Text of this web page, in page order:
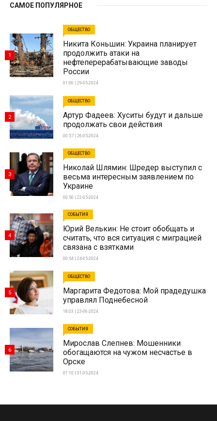
САМОЕ ПОПУЛЯРНОЕ
ОБЩЕСТВО
Никита Коньшин: Украина планирует
продолжить атаки на
нефтеперерабатывающие заводы
России
01:06 | 29-05-2024
1
ОБЩЕСТВО
Артур Фадеев: Хуситы будут и дальше
продолжать свои действия
00:57 | 26-05-2024
2
ОБЩЕСТВО
Николай Шлямин: Шредер выступил с
весьма интересным заявлением по
Украине
00:50 | 22-05-2024
3
СОБЫТИЯ
Юрий Велькин: Не стоит обобщать и
считать, что вся ситуация с миграцией
связана с взятками
00:54 | 24-05-2024
4
ОБЩЕСТВО
Маргарита Федотова: Мой прадедушка
управлял Поднебесной
18:03 | 23-06-2024
5
СОБЫТИЯ
Мирослав Слепнев: Мошенники
обогащаются на чужом несчастье в
Орске
01:10 | 31-05-2024
6